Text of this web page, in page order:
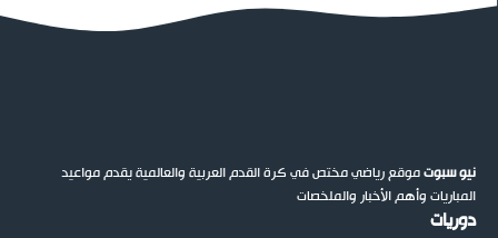
نيو سبوتموقع رياضي مختص في كرة القدم العربية والعالمية يقدم مواعيد
المباريات وأهم الأخبار والملخصات
دوريات